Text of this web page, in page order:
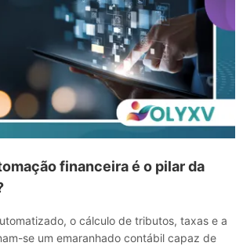
financeira é o pilar da
o cálculo de tributos, taxas e a
se um emaranhado contábil capaz de